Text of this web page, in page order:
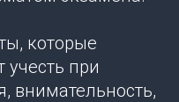
которые
учесть при
внимательность,